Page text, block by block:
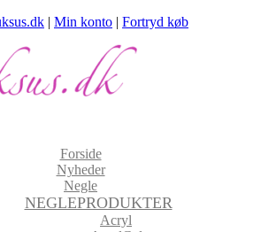
| Min konto | Fortryd køb
Forside
Nyheder
Negle
NEGLEPRODUKTER
Acryl